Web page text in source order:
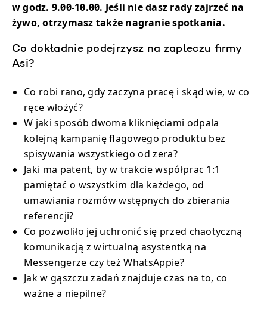
w godz. 9.00-10.00. Jeśli nie dasz rady zajrzeć na
żywo, otrzymasz także nagranie spotkania.
Co dokładnie podejrzysz na zapleczu firmy
Asi?
Co robi rano, gdy zaczyna pracę i skąd wie, w co
ręce włożyć?
W jaki sposób dwoma kliknięciami odpala
kolejną kampanię flagowego produktu bez
spisywania wszystkiego od zera?
Jaki ma patent, by w trakcie współprac 1:1
pamiętać o wszystkim dla każdego, od
umawiania rozmów wstępnych do zbierania
referencji?
Co pozwoliło jej uchronić się przed chaotyczną
komunikacją z wirtualną asystentką na
Messengerze czy też WhatsAppie?
Jak w gąszczu zadań znajduje czas na to, co
ważne a niepilne?